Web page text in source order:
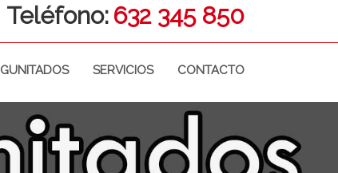
Teléfono: 632 345 850
GUNITADOS SERVICIOS CONTACTO